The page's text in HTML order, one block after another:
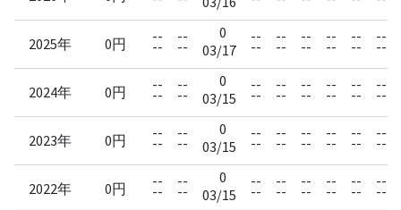
2025年 0円 --
--
--
--
0
03/17
--
--
--
--
--
--
--
--
--
--
--
--
2024年 0円 --
--
--
--
0
03/15
--
--
--
--
--
--
--
--
--
--
--
--
2023年 0円 --
--
--
--
0
03/15
--
--
--
--
--
--
--
--
--
--
--
--
2022年 0円 --
--
--
--
0
03/15
--
--
--
--
--
--
--
--
--
--
--
--